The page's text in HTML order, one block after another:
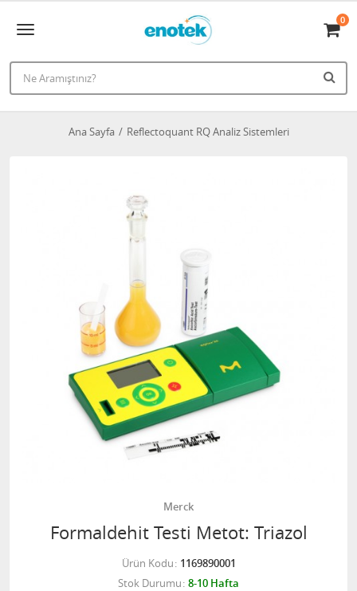
0
Ana Sayfa Reflectoquant RQ Analiz Sistemleri
Merck
Formaldehit Testi Metot: Triazol
Ürün Kodu 1169890001
Stok Durumu 8-10 Hafta